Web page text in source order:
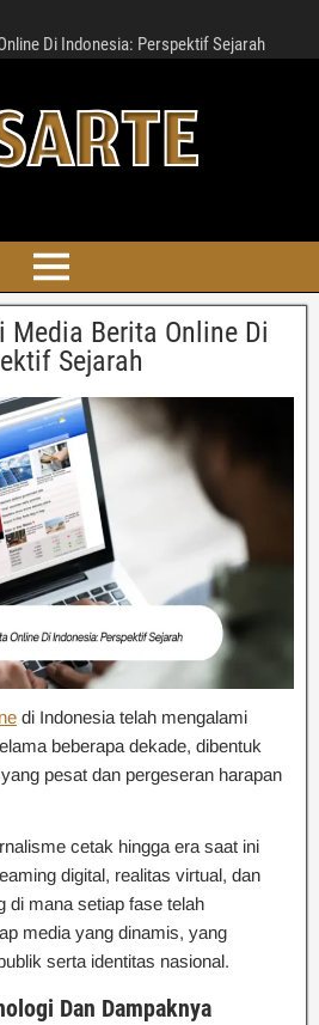
Di Indonesia: Perspektif Sejarah
Media Berita Online Di
Sejarah
di Indonesia telah mengalami
beberapa dekade, dibentuk
pesat dan pergeseran harapan
cetak hingga era saat ini
digital, realitas virtual, dan
di mana setiap fase telah
media yang dinamis, yang
serta identitas nasional.
Dan Dampaknya